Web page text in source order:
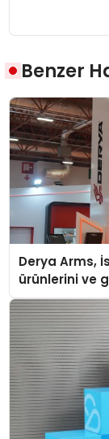
Benzer
Derya Arms,
ürünlerini ve